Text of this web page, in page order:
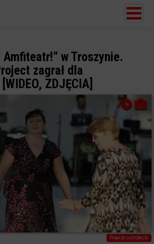
Amfiteatr!” w Troszynie.
zagrał dla
ZDJĘCIA]
1
Powiat ostrołecki